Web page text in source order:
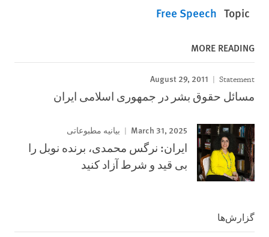
Topic
Free Speech
MORE READING
August 29, 2011 Statement
مسائل حقوق بشر در جمهوری اسلامی ایران
March 31, 2025 بیانیه مطبوعاتی
ایران: نرگس محمدی، برنده نوبل را
بی قید و شرط آزاد کنید
گزارش‌ها